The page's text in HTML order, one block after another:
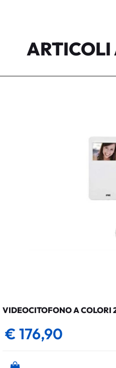
VIDEOCITOFONO A COLORI
€ 176,90
Quantità